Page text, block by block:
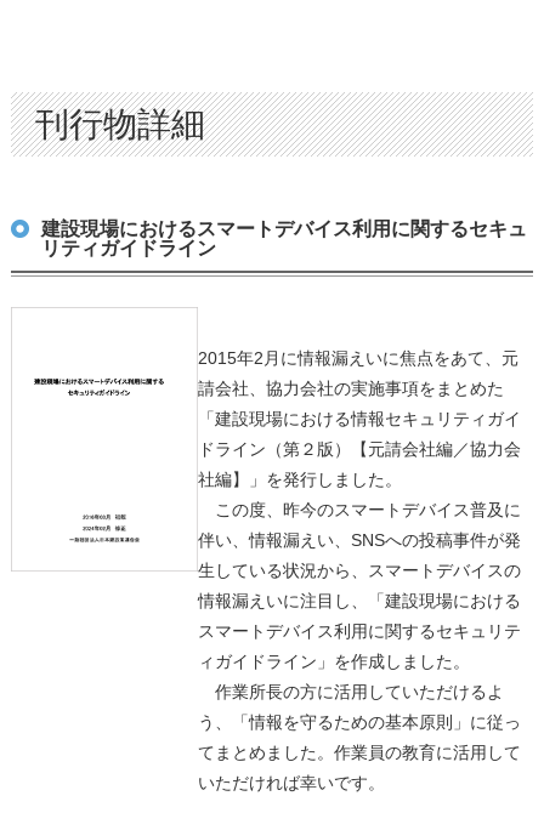
刊行物詳細
建設現場におけるスマートデバイス利用に関するセキュ
リティガイドライン
2015年2月に情報漏えいに焦点をあて、元
請会社、協力会社の実施事項をまとめた
「建設現場における情報セキュリティガイ
ドライン（第２版）【元請会社編／協力会
社編】」を発行しました。
この度、昨今のスマートデバイス普及に
伴い、情報漏えい、SNSへの投稿事件が発
生している状況から、スマートデバイスの
情報漏えいに注目し、「建設現場における
スマートデバイス利用に関するセキュリテ
ィガイドライン」を作成しました。
作業所長の方に活用していただけるよ
う、「情報を守るための基本原則」に従っ
てまとめました。作業員の教育に活用して
いただければ幸いです。